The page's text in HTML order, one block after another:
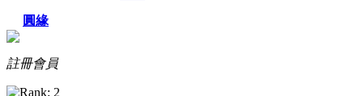
圓緣
註冊會員